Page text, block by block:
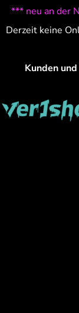
*** neu an der
Derzeit keine
Kunden